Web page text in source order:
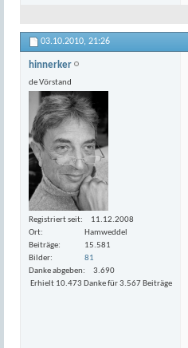
03.10.2010, 21:26
hinnerker
de Vörstand
Registriert seit
11.12.2008
Ort
Hamweddel
Beiträge
15.581
Bilder
81
Danke abgeben
3.690
Erhielt 10.473 Danke für 3.567 Beiträge